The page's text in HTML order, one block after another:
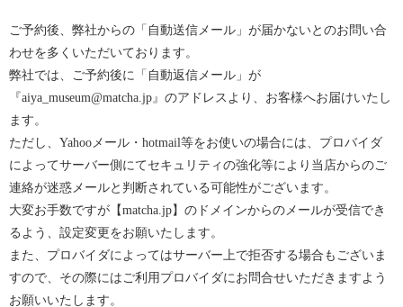
ご予約後、弊社からの「自動送信メール」が届かないとのお問い合
わせを多くいただいております。
弊社では、ご予約後に「自動返信メール」が
『aiya_museum@matcha.jp』のアドレスより、お客様へお届けいたし
ます。
ただし、Yahooメール・hotmail等をお使いの場合には、プロバイダ
によってサーバー側にてセキュリティの強化等により当店からのご
連絡が迷惑メールと判断されている可能性がございます。
大変お手数ですが【matcha.jp】のドメインからのメールが受信でき
るよう、設定変更をお願いたします。
また、プロバイダによってはサーバー上で拒否する場合もございま
すので、その際にはご利用プロバイダにお問合せいただきますよう
お願いいたします。